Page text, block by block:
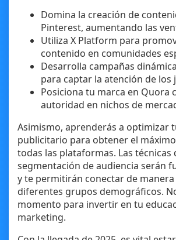
Domina la creación de
Pinterest, aumentando las
Utiliza X Platform para
contenido en comunidades
Desarrolla campañas
para captar la atención de los
Posiciona tu marca en Quora
autoridad en nichos de
Asimismo, aprenderás a optimizar
publicitario para obtener el
todas las plataformas. Las técnicas
segmentación de audiencia serán
y te permitirán conectar de
diferentes grupos demográficos.
momento para invertir en tu
marketing.